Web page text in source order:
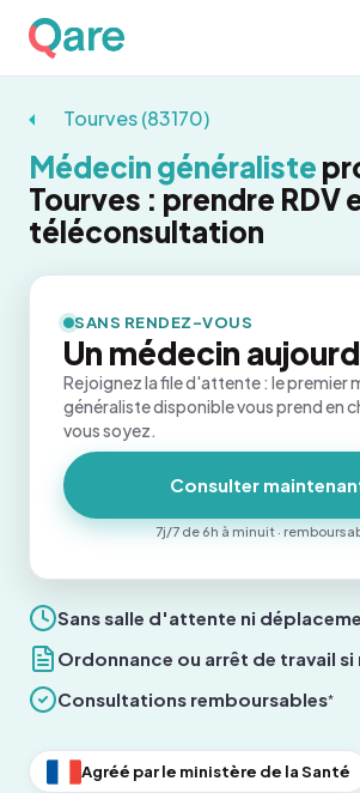
Tourves (83170)
Médecin généraliste
Tourves : prendre RDV
téléconsultation
Sans salle d'attente ni
Ordonnance ou arrêt de travail si
Consultations remboursables*
Agréé par le ministère de la Santé
SANS RENDEZ-VOUS
Un médecin
Rejoignez la file d'attente : le premier
généraliste disponible vous prend en
vous soyez.
Consulter
7j/7 de 6h à minuit ·